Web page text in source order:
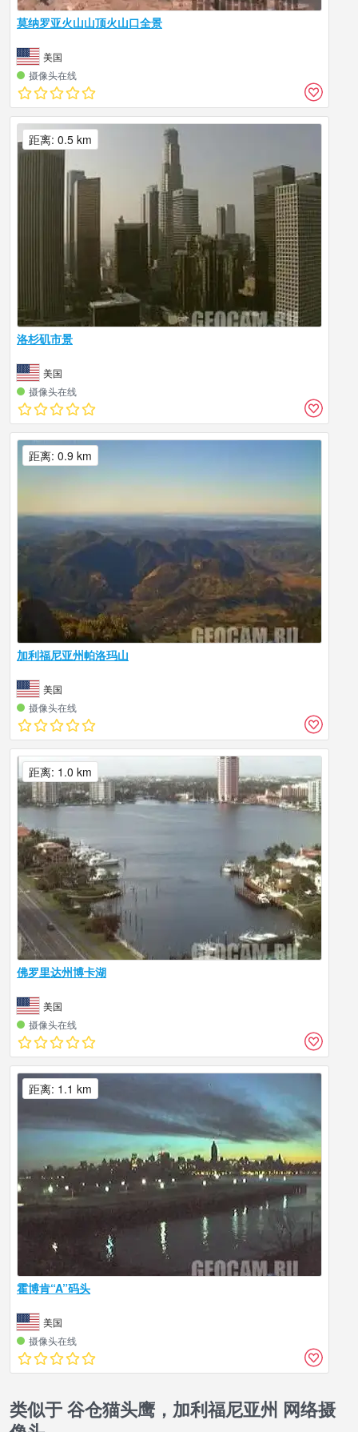
莫纳罗亚火山山顶火山口全景
美国
摄像头在线
洛杉矶市景
美国
摄像头在线
距离: 0.5 km
加利福尼亚州帕洛玛山
美国
摄像头在线
距离: 0.9 km
佛罗里达州博卡湖
美国
摄像头在线
距离: 1.0 km
霍博肯“A”码头
美国
摄像头在线
距离: 1.1 km
类似于 谷仓猫头鹰，加利福尼亚州 网络摄